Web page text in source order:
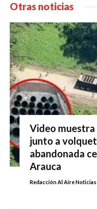
Otras noticias
Video muestra
junto a
abandonada
Arauca
Redacción Al Aire Noticias